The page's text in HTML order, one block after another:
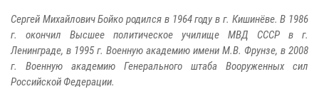
Сергей Михайлович Бойко родился в 1964 году в г. Кишинёве. В 1986
г. окончил Высшее политическое училище МВД СССР в г.
Ленинграде, в 1995 г. Военную академию имени М.В. Фрунзе, в 2008
г. Военную академию Генерального штаба Вооруженных сил
Российской Федерации.